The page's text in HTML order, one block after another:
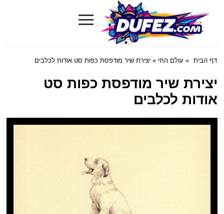
Dufez.com
≡
דף הבית » עולם החי » יצירת שיר מודפסת כפות סט אודות לכלבים
יצירת שיר מודפסת כפות סט
אודות לכלבים